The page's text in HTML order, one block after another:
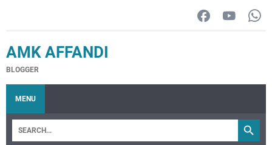
AMK AFFANDI
BLOGGER
MENU